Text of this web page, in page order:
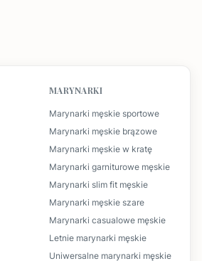
MARYNARKI
Marynarki męskie sportowe
Marynarki męskie brązowe
Marynarki męskie w kratę
Marynarki garniturowe męskie
Marynarki slim fit męskie
Marynarki męskie szare
Marynarki casualowe męskie
Letnie marynarki męskie
Uniwersalne marynarki męskie